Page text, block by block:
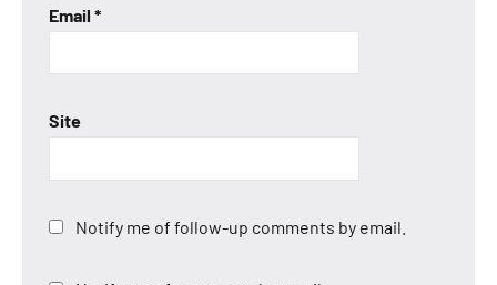
Email *
Site
Notify me of follow-up comments by email.